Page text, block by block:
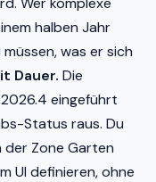
halben Jahr
was er sich
Dauer. Die
eingeführt
Status raus. Du
der Zone Garten
UI definieren, ohne